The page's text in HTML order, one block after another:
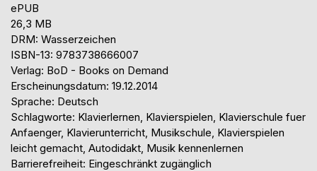
ePUB
26,3 MB
DRM: Wasserzeichen
ISBN-13: 9783738666007
Verlag: BoD - Books on Demand
Erscheinungsdatum: 19.12.2014
Sprache: Deutsch
Schlagworte: Klavierlernen, Klavierspielen, Klavierschule fuer
Anfaenger, Klavierunterricht, Musikschule, Klavierspielen
leicht gemacht, Autodidakt, Musik kennenlernen
Barrierefreiheit: Eingeschränkt zugänglich